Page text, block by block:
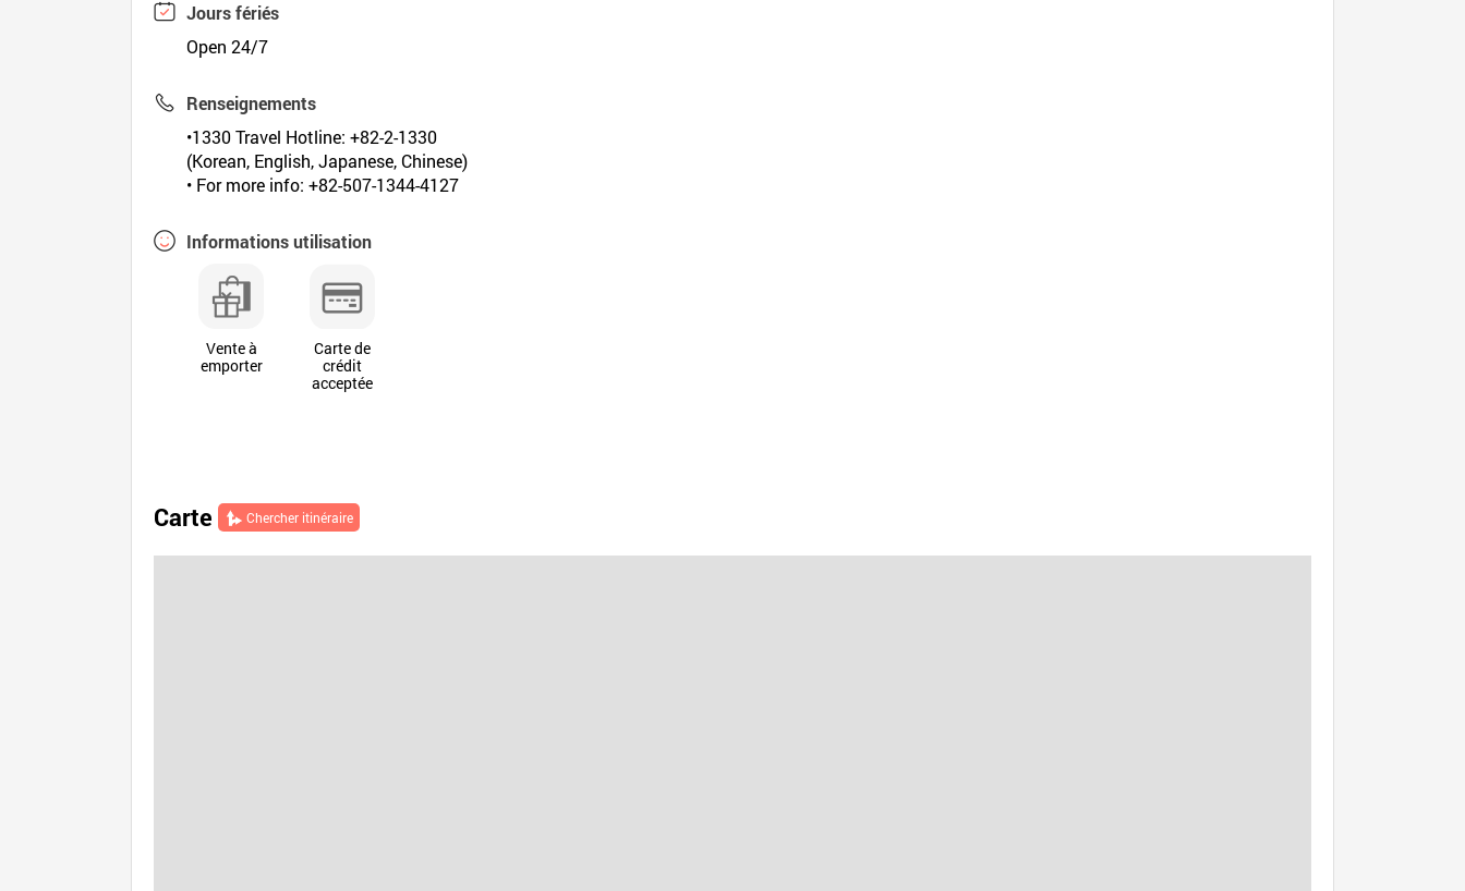
Jours fériés
Open 24/7
Renseignements
•1330 Travel Hotline: +82-2-1330
(Korean, English, Japanese, Chinese)
• For more info: +82-507-1344-4127
Informations utilisation
Vente à
emporter
Carte de
crédit
acceptée
Carte Chercher itinéraire